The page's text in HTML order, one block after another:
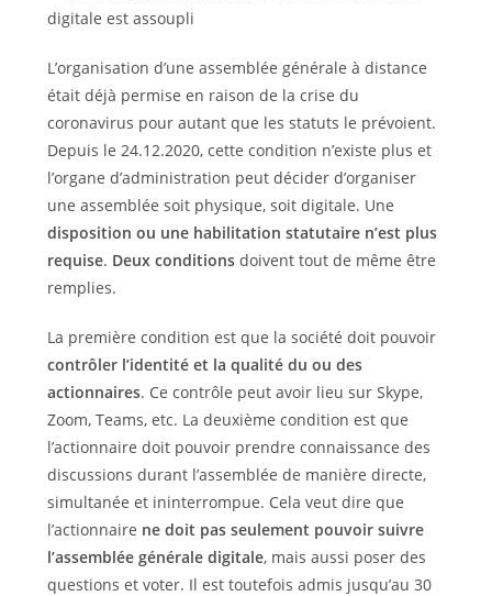
L’organisation d’une assemblée générale à distance
était déjà permise en raison de la crise du
coronavirus pour autant que les statuts le prévoient.
Depuis le 24.12.2020, cette condition n’existe plus et
l’organe d’administration peut décider d’organiser
une assemblée soit physique, soit digitale. Une
disposition ou une habilitation statutaire n’est plus
requise. Deux conditionsdoivent tout de même être
remplies.
La première condition est que la société doit pouvoir
contrôler l’identité et la qualité du ou des
actionnaires. Ce contrôle peut avoir lieu sur Skype,
Zoom, Teams, etc. La deuxième condition est que
l’actionnaire doit pouvoir prendre connaissance des
discussions durant l’assemblée de manière directe,
simultanée et ininterrompue. Cela veut dire que
l’actionnaire ne doit pas seulement pouvoir suivre
l’assemblée générale digitale, mais aussi poser des
questions et voter. Il est toutefois admis jusqu’au 30